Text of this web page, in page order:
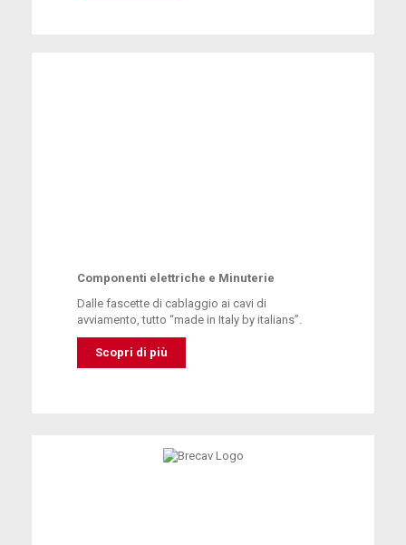
Componenti elettriche e Minuterie
Dalle fascette di cablaggio ai cavi di
avviamento, tutto “made in Italy by italians”.
Scopri di più